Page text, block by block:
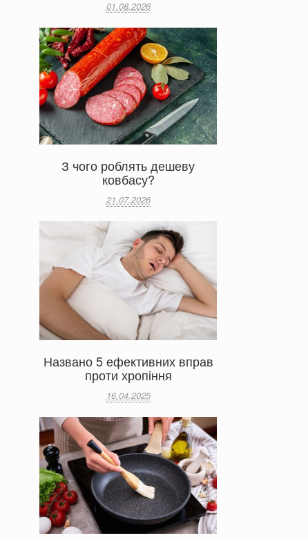
01.08.2026
З чого роблять дешеву
ковбасу?
21.07.2026
Названо 5 ефективних вправ
проти хропіння
16.04.2025